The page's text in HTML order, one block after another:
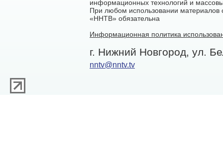
информационных технологий и
При любом использовании материалов
«ННТВ» обязательна
Информационная политика
г. Нижний Новгород, ул.
nntv@nntv.tv